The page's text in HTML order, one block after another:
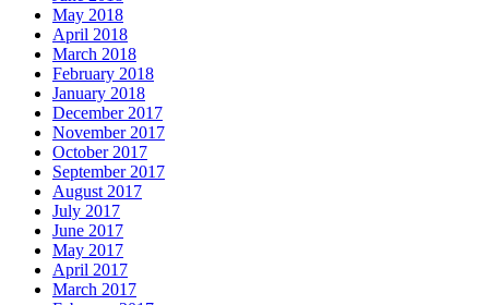
May 2018
April 2018
March 2018
February 2018
January 2018
December 2017
November 2017
October 2017
September 2017
August 2017
July 2017
June 2017
May 2017
April 2017
March 2017